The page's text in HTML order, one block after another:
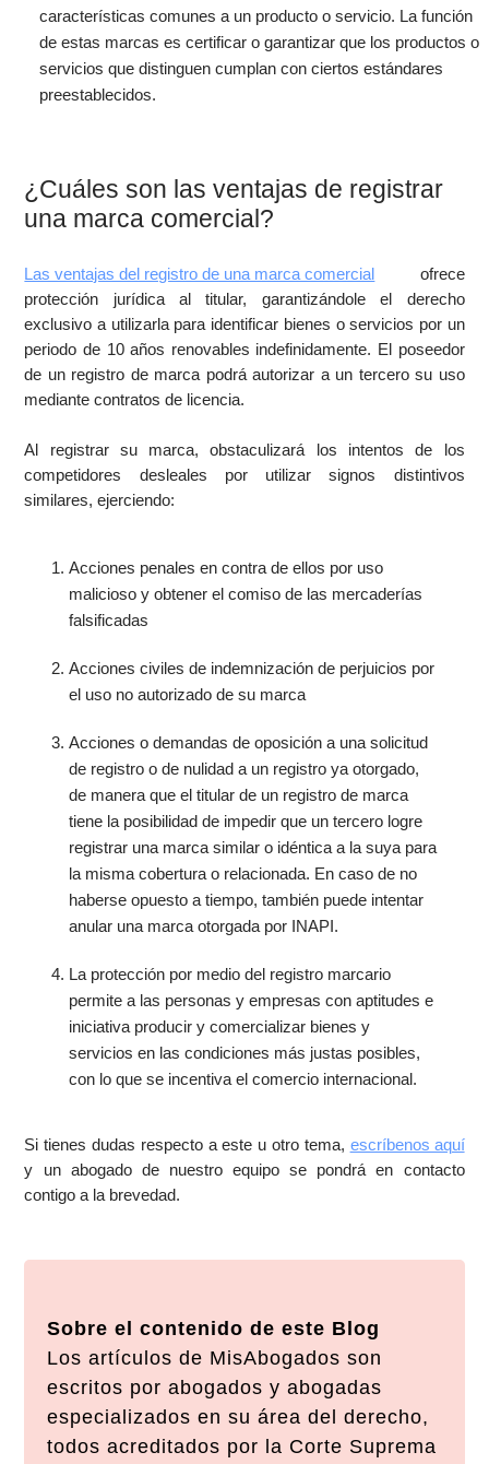
características comunes a un producto o servicio. La función
de estas marcas es certificar o garantizar que los productos o
servicios que distinguen cumplan con ciertos estándares
preestablecidos.
¿Cuáles son las ventajas de registrar
una marca comercial?
Las ventajas del registro de una marca comercial ofrece
protección jurídica al titular, garantizándole el derecho
exclusivo a utilizarla para identificar bienes o servicios por un
periodo de 10 años renovables indefinidamente. El poseedor
de un registro de marca podrá autorizar a un tercero su uso
mediante contratos de licencia.
Al registrar su marca, obstaculizará los intentos de los
competidores desleales por utilizar signos distintivos
similares, ejerciendo:
Acciones penales en contra de ellos por uso
malicioso y obtener el comiso de las mercaderías
falsificadas
Acciones civiles de indemnización de perjuicios por
el uso no autorizado de su marca
Acciones o demandas de oposición a una solicitud
de registro o de nulidad a un registro ya otorgado,
de manera que el titular de un registro de marca
tiene la posibilidad de impedir que un tercero logre
registrar una marca similar o idéntica a la suya para
la misma cobertura o relacionada. En caso de no
haberse opuesto a tiempo, también puede intentar
anular una marca otorgada por INAPI.
La protección por medio del registro marcario
permite a las personas y empresas con aptitudes e
iniciativa producir y comercializar bienes y
servicios en las condiciones más justas posibles,
con lo que se incentiva el comercio internacional.
Si tienes dudas respecto a este u otro tema, escríbenos aquí
y un abogado de nuestro equipo se pondrá en contacto
contigo a la brevedad.
Sobre el contenido de este Blog
Los artículos de MisAbogados son
escritos por abogados y abogadas
especializados en su área del derecho,
todos acreditados por la Corte Suprema